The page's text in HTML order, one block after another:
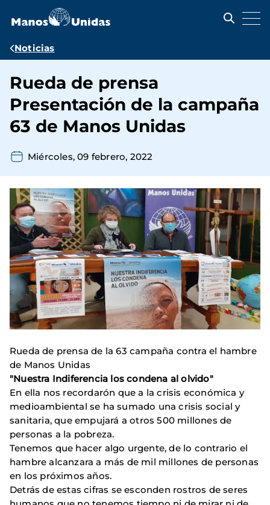
contenido
Ruta
navegación
Noticias
Rueda de prensa
Presentación de la campaña
63 de Manos Unidas
Miércoles, 09 febrero, 2022
Rueda de prensa de la 63 campaña contra el hambre
de Manos Unidas
"Nuestra Indiferencia los condena al olvido"
En ella nos recordarón que a la crisis económica y
medioambiental se ha sumado una crisis social y
sanitaria, que empujará a otros 500 millones de
personas a la pobreza.
Tenemos que hacer algo urgente, de lo contrario el
hambre alcanzara a más de mil millones de personas
en los próximos años.
Detrás de estas cifras se esconden rostros de seres